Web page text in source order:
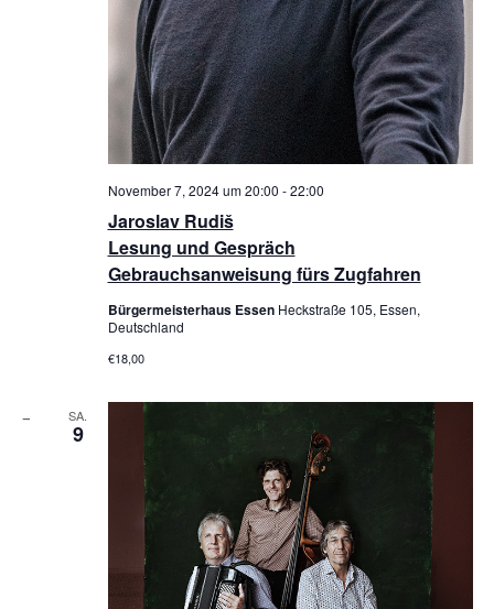
Jaroslav Rudiš
Lesung und Gespräch
Gebrauchsanweisung fürs Zugfahren
November 7, 2024 um 20:00 -22:00
Bürgermeisterhaus Essen Heckstraße 105, Essen,
Deutschland
€18,00
SA.
9